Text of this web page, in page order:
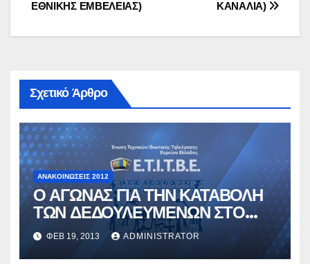
ΚΑΝΑΛΙΑ)
ΕΘΝΙΚΗΣ ΕΜΒΕΛΕΙΑΣ)
Σχετικό Άρθρο
ΑΝΑΚΟΙΝΏΣΕΙΣ 2012
Ο ΑΓΩΝΑΣ ΓΙΑ ΤΗΝ ΚΑΤΑΒΟΛΗ
ΤΩΝ ΔΕΔΟΥΛΕΥΜΕΝΩΝ ΣΤΟ
ΔΙΚΤΥΟ ΣΥΝΕΧΙΖΕΤΑΙ ΜΕ
48ΩΡΗ ΑΠΕΡΓΙΑ
ΦΕΒ 19, 2013 ADMINISTRATOR